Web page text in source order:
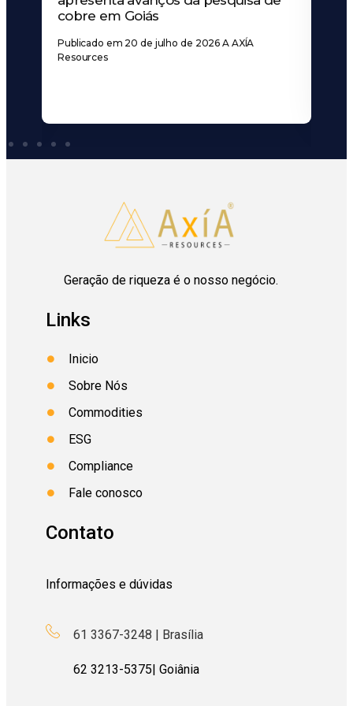
cobre em Goiás
Publicado em 20 de julho de 2026 A AXÍA
Resources
Geração de riqueza é o nosso negócio.
Links
Inicio
Sobre Nós
Commodities
ESG
Compliance
Fale conosco
Contato
Informações e dúvidas
61 3367-3248 | Brasília
62 3213-5375| Goiânia